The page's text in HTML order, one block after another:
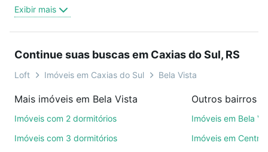
oferta ideal de Imóveis à venda em rua joao biazus
- Bela Vista, Caxias do Sul, RS para conquistar seu
videochamada, é grátis, sem compromisso e você
ainda conta com mais de 46 mil corretores e
de imóveis.
Exibir mais
Continue suas buscas em Caxias do Sul, RS
Loft Imóveis em Caxias do Sul Bela Vista
Mais imóveis em Bela Vista
Imóveis com 2 dormitórios
Imóveis com 3 dormitórios
Imóveis em Bela
Imóveis em Centro